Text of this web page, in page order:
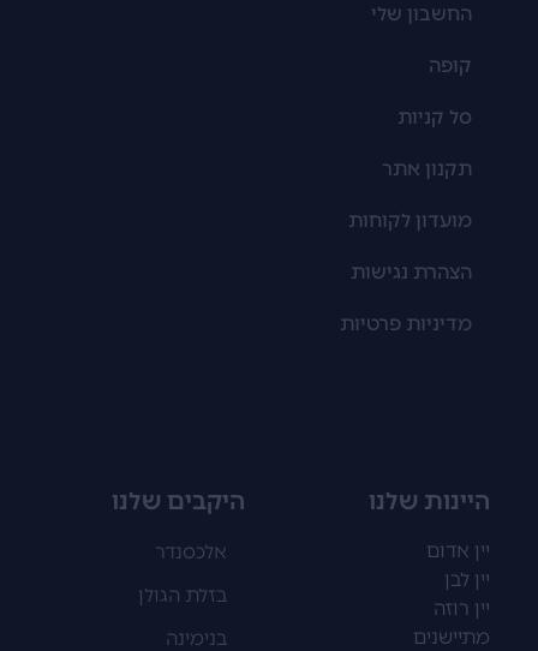
החשבון שלי
קופה
סל קניות
תקנון אתר
מועדון לקוחות
הצהרת נגישות
מדיניות פרטיות
היינות שלנו
יין אדום
יין לבן
יין רוזה
מתיישנים
היקבים שלנו
אלכסנדר
בזלת הגולן
בנימינה